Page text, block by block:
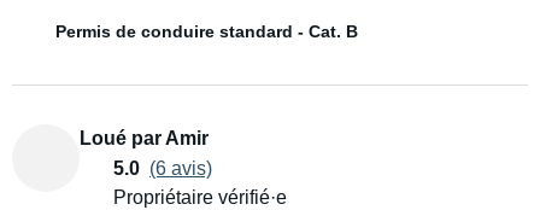
Permis de conduire standard - Cat. B
Loué par Amir
5.0 (6 avis)
Propriétaire vérifié·e